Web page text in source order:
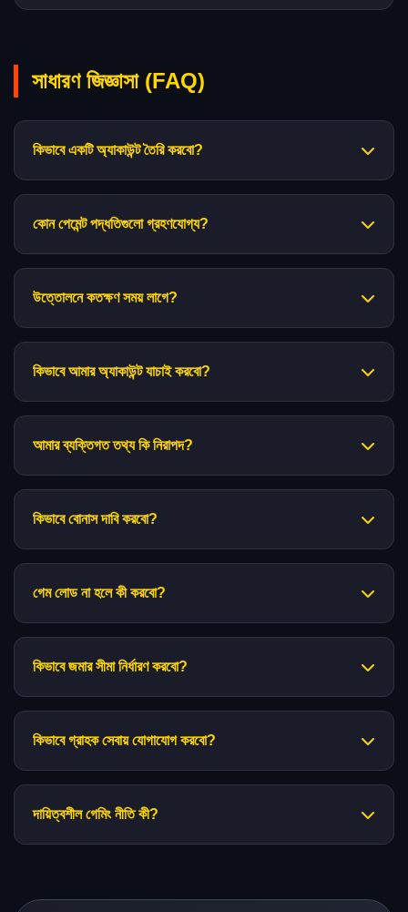
সাধারণ জিজ্ঞাসা (FAQ)
কিভাবে একটি অ্যাকাউন্ট তৈরি করবো?
কোন পেমেন্ট পদ্ধতিগুলো গ্রহণযোগ্য?
উত্তোলনে কতক্ষণ সময় লাগে?
কিভাবে আমার অ্যাকাউন্ট যাচাই করবো?
আমার ব্যক্তিগত তথ্য কি নিরাপদ?
কিভাবে বোনাস দাবি করবো?
গেম লোড না হলে কী করবো?
কিভাবে জমার সীমা নির্ধারণ করবো?
কিভাবে গ্রাহক সেবায় যোগাযোগ করবো?
দায়িত্বশীল গেমিং নীতি কী?